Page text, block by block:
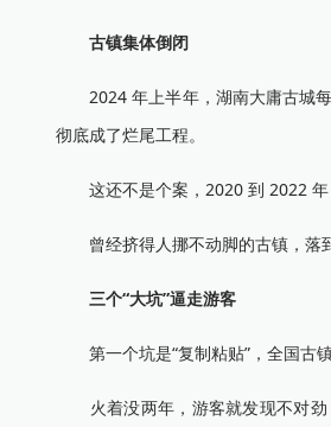
古镇集体倒闭
2024 年上半年，湖南大庸古城每
彻底成了烂尾工程。
这还不是个案，2020 到 2022 年
曾经挤得人挪不动脚的古镇，落
三个“大坑”逼走游客
第一个坑是“复制粘贴”，全国古镇
火着没两年，游客就发现不对劲